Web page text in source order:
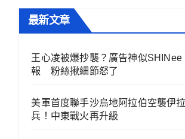
最新文章
王心凌被爆抄襲？廣告神似SHINee
報 粉絲揪細節怒了
美軍首度聯手沙烏地阿拉伯空襲伊
兵！中東戰火再升級